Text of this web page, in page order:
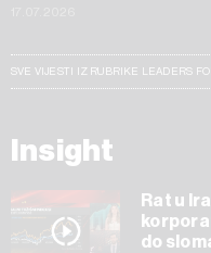
SVE VIJESTI IZ RUBRIKE LEADERS
Insight
Rat u
do